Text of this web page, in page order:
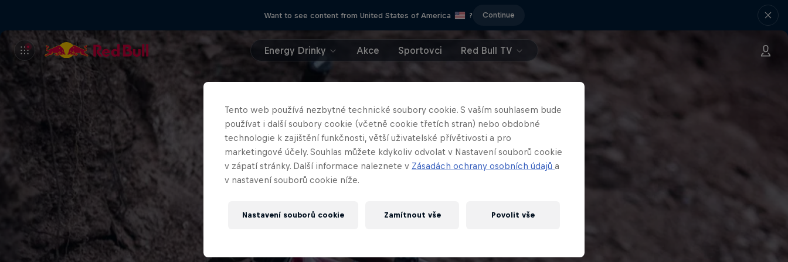
Want to see content from United States of America ? Continue
Energy Drinky Akce Sportovci Red Bull TV
Tento web používá nezbytné technické soubory cookie. S vaším souhlasem bude
používat i další soubory cookie (včetně cookie třetích stran) nebo obdobné
technologie k zajištění funkčnosti, větší uživatelské přívětivosti a pro
marketingové účely. Souhlas můžete kdykoliv odvolat v Nastavení souborů cookie
v zápatí stránky. Další informace naleznete v Zásadách ochrany osobních údajů a
v nastavení souborů cookie níže.
Nastavení souborů cookie Zamítnout vše Povolit vše